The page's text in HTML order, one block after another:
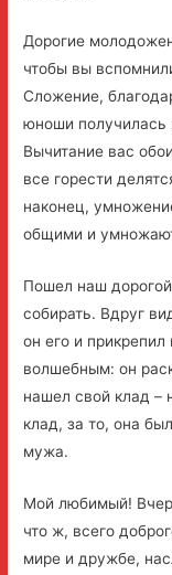
Дорогие
чтобы вы
Сложение,
юноши получилась
Вычитание вас
все горести
наконец,
общими и
Пошел наш
собирать. Вдруг
он его и
волшебным: он
нашел свой клад –
клад, за то, она
мужа.
Мой любимый!
что ж, всего
мире и дружбе,